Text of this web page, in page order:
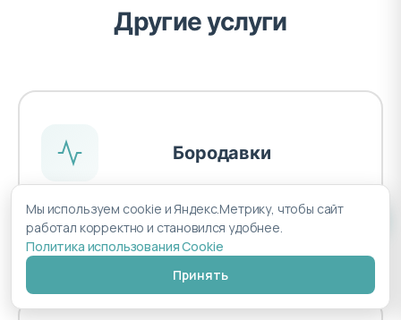
Другие услуги
Бородавки
эффективный способ избавиться от кожных на...
Подробнее
Мы используем cookie и Яндекс.Метрику, чтобы сайт
работал корректно и становился удобнее.
Политика использования Cookie
Принять